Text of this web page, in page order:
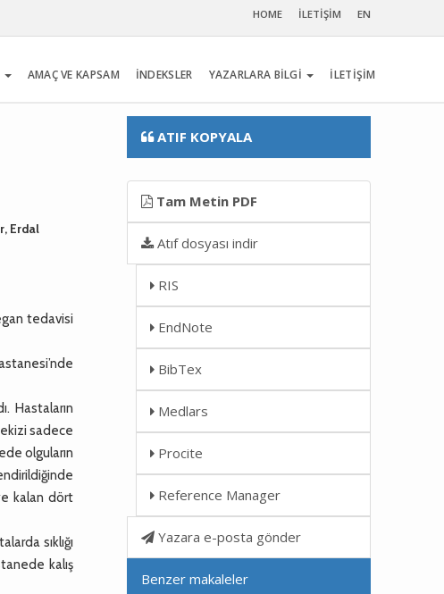
HOME İLETİŞİM EN
AMAÇ VE KAPSAM İNDEKSLER YAZARLARA BİLGİ İLETİŞİM
Erdal
tedavisi
Hastaların
sadece
olguların
kalan dört
sıklığı
kalış
ATIF KOPYALA
Tam Metin PDF
Atıf dosyası indir
RIS
EndNote
BibTex
Medlars
Procite
Reference Manager
Yazara e-posta gönder
Benzer makaleler